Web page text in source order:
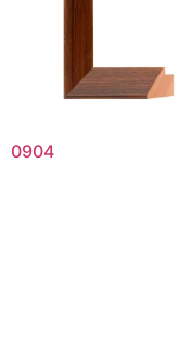
0904